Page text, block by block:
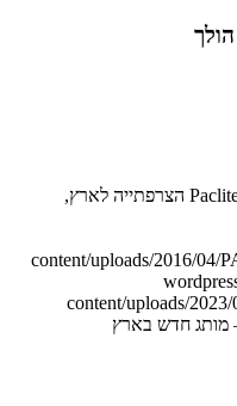
חברת 'אור פטישים' החלה בייבוא מוצרי Paclite הצרפתייה לארץ,
content/uploads/2016/04/
content/uploads/